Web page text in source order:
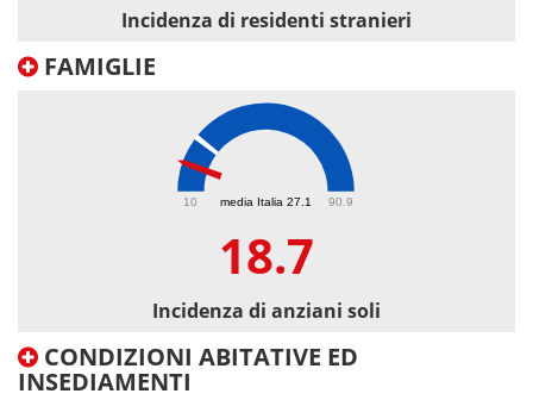
Incidenza di residenti stranieri
FAMIGLIE
media Italia 27.1
10 90.9
18.7
Incidenza di anziani soli
CONDIZIONI ABITATIVE ED
INSEDIAMENTI